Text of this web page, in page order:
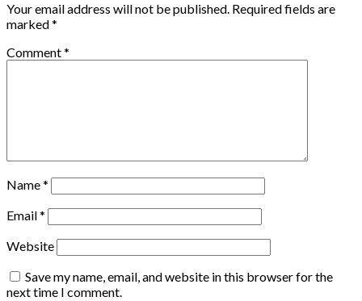
Your email address will not be published. Required fields are
marked*
Comment*
Name*
Email*
Website
Save my name, email, and website in this browser for the
next time I comment.